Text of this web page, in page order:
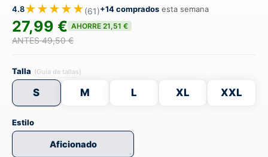
4.8★★★★★(61)+14 comprados esta semana
27,99 € AHORRE 21,51 €
ANTES 49,50 €
Talla (Guía de tallas)
S M L XL XXL
Estilo
Aficionado